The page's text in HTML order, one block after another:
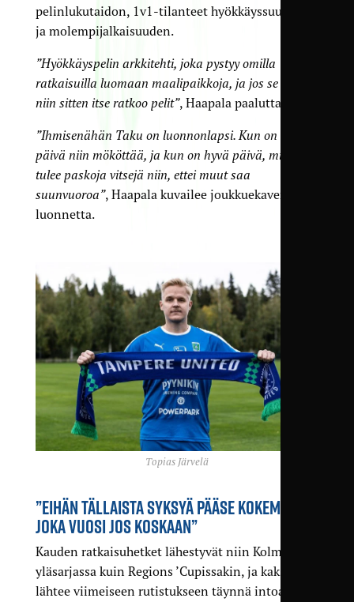
pelinlukutaidon, 1v1-tilanteet hyökkäyssuuntaan
ja molempijalkaisuuden.
”Hyökkäyspelin arkkitehti, joka pystyy omilla
ratkaisuilla luomaan maalipaikkoja, ja jos se ei riitä,
niin sitten itse ratkoo pelit”, Haapala paaluttaa.
”Ihmisenähän Taku on luonnonlapsi. Kun on huono
päivä niin mököttää, ja kun on hyvä päivä, mieheltä
tulee paskoja vitsejä niin, ettei muut saa
suunvuoroa”, Haapala kuvailee joukkuekaverinsa
luonnetta.
Topias Järvelä
”EIHÄN TÄLLAISTA SYKSYÄ PÄÄSE KOKEMAAN
JOKA VUOSI JOS KOSKAAN”
Kauden ratkaisuhetket lähestyvät niin Kolmosen
yläsarjassa kuin Regions ’Cupissakin, ja kaksikko
lähtee viimeiseen rutistukseen täynnä intoa ja